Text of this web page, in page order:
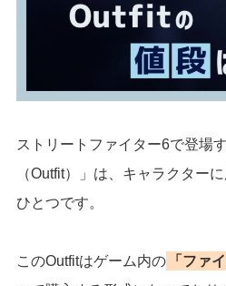
ストリートファイター6で登場
（Outfit）」は、キャラクター
ひとつです。
このOutfitはゲーム内の 「ファ